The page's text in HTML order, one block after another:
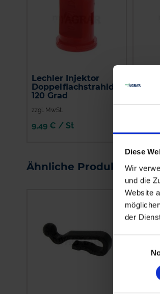
Diese
Wir
und die
Website
der
Lechler Injektor
Doppelflachstrahldüse
120 Grad
zzgl. MwSt.
9,49 € / St
Ähnliche Produkte